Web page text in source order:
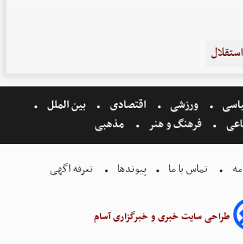
ورزشی اقتصادی
بین الملل
فرهنگ و هنر مذهبی
تماس با ما پیوندها تعرفه اگهی
طراحی سایت خبری و خبرگزاری آسام